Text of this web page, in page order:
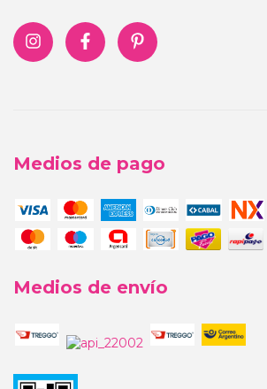
Medios de pago
Medios de envío